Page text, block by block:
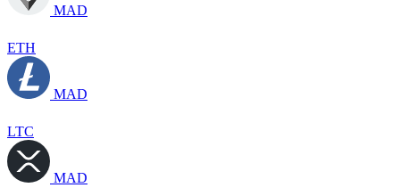
MAD
ETH
MAD
LTC
MAD